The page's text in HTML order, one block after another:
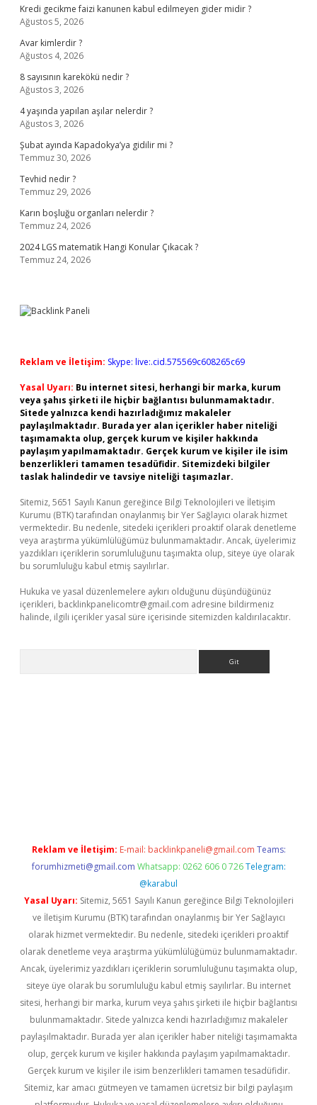
Kredi gecikme faizi kanunen kabul edilmeyen gider midir ?
Ağustos 5, 2026
Avar kimlerdir ?
Ağustos 4, 2026
8 sayısının karekökü nedir ?
Ağustos 3, 2026
4 yaşında yapılan aşılar nelerdir ?
Ağustos 3, 2026
Şubat ayında Kapadokya’ya gidilir mi ?
Temmuz 30, 2026
Tevhid nedir ?
Temmuz 29, 2026
Karın boşluğu organları nelerdir ?
Temmuz 24, 2026
2024 LGS matematik Hangi Konular Çıkacak ?
Temmuz 24, 2026
Reklam ve İletişim: Skype: live:.cid.575569c608265c69
Yasal Uyarı: Bu internet sitesi, herhangi bir marka, kurum
veya şahıs şirketi ile hiçbir bağlantısı bulunmamaktadır.
Sitede yalnızca kendi hazırladığımız makaleler
paylaşılmaktadır. Burada yer alan içerikler haber niteliği
taşımamakta olup, gerçek kurum ve kişiler hakkında
paylaşım yapılmamaktadır. Gerçek kurum ve kişiler ile isim
benzerlikleri tamamen tesadüfidir. Sitemizdeki bilgiler
taslak halindedir ve tavsiye niteliği taşımazlar.
Sitemiz, 5651 Sayılı Kanun gereğince Bilgi Teknolojileri ve İletişim
Kurumu (BTK) tarafından onaylanmış bir Yer Sağlayıcı olarak hizmet
vermektedir. Bu nedenle, sitedeki içerikleri proaktif olarak denetleme
veya araştırma yükümlülüğümüz bulunmamaktadır. Ancak, üyelerimiz
yazdıkları içeriklerin sorumluluğunu taşımakta olup, siteye üye olarak
bu sorumluluğu kabul etmiş sayılırlar.
Hukuka ve yasal düzenlemelere aykırı olduğunu düşündüğünüz
içerikleri, backlinkpanelicomtr@gmail.com adresine bildirmeniz
halinde, ilgili içerikler yasal süre içerisinde sitemizden kaldırılacaktır.
Reklam ve İletişim: E-mail: backlinkpaneli@gmail.com Teams:
forumhizmeti@gmail.com Whatsapp: 0262 606 0 726 Telegram:
@karabul
Yasal Uyarı: Sitemiz, 5651 Sayılı Kanun gereğince Bilgi Teknolojileri
ve İletişim Kurumu (BTK) tarafından onaylanmış bir Yer Sağlayıcı
olarak hizmet vermektedir. Bu nedenle, sitedeki içerikleri proaktif
olarak denetleme veya araştırma yükümlülüğümüz bulunmamaktadır.
Ancak, üyelerimiz yazdıkları içeriklerin sorumluluğunu taşımakta olup,
siteye üye olarak bu sorumluluğu kabul etmiş sayılırlar. Bu internet
sitesi, herhangi bir marka, kurum veya şahıs şirketi ile hiçbir bağlantısı
bulunmamaktadır. Sitede yalnızca kendi hazırladığımız makaleler
paylaşılmaktadır. Burada yer alan içerikler haber niteliği taşımamakta
olup, gerçek kurum ve kişiler hakkında paylaşım yapılmamaktadır.
Gerçek kurum ve kişiler ile isim benzerlikleri tamamen tesadüfidir.
Sitemiz, kar amacı gütmeyen ve tamamen ücretsiz bir bilgi paylaşım